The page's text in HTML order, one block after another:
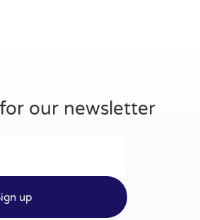
our newsletter
up